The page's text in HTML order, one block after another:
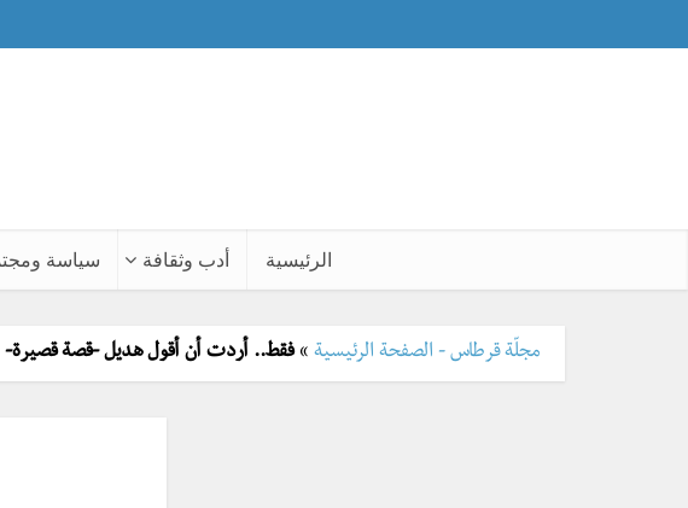
الرئيسية أدب وثقافة سياسة
مجلّة قرطاس - الصفحة الرئيسية »فقط.. أردت أن أقول هديل -قصة قصيرة-